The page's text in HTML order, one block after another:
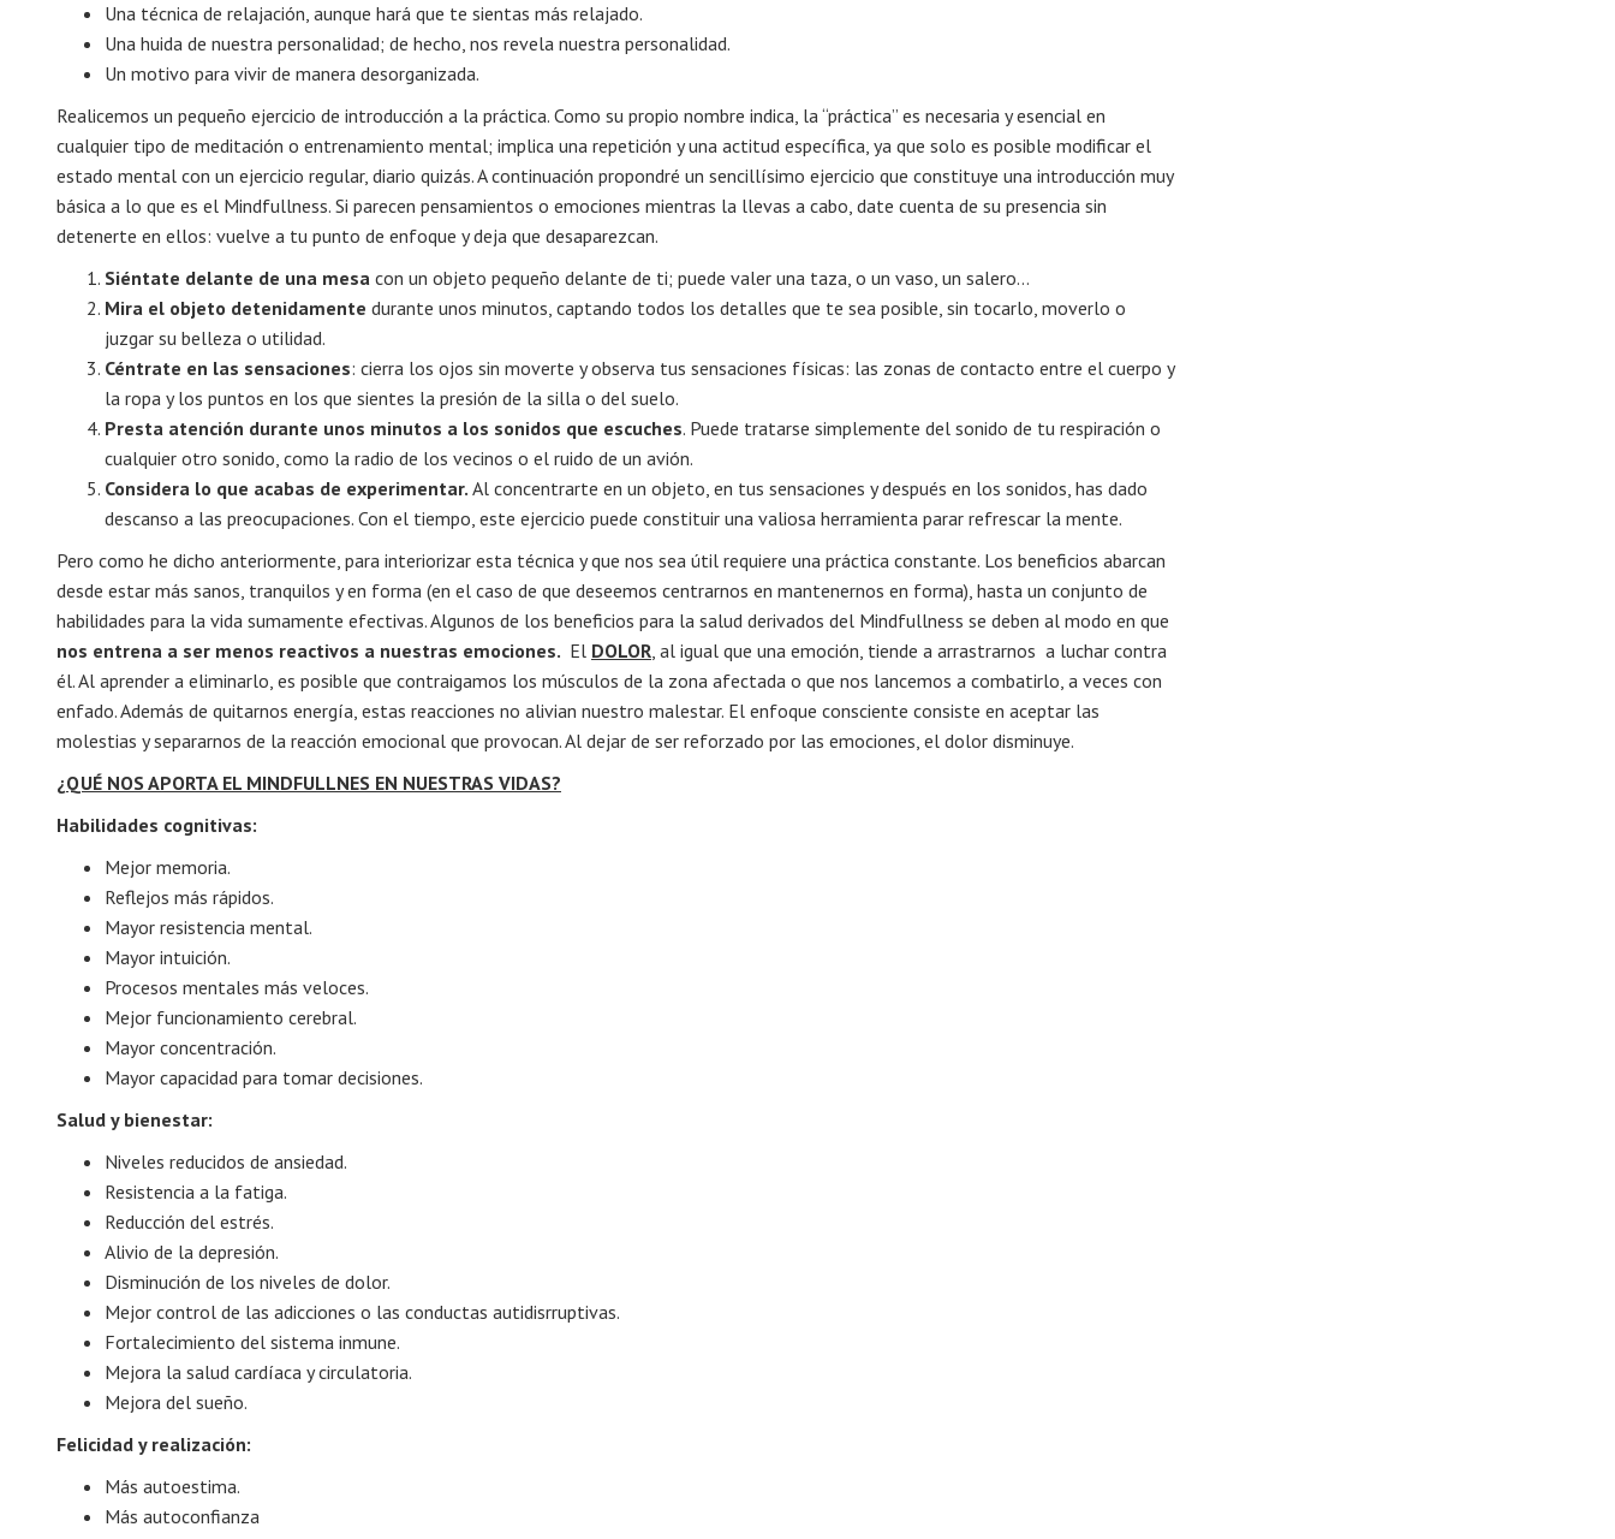
Una técnica de relajación, aunque hará que te sientas más relajado.
Una huida de nuestra personalidad; de hecho, nos revela nuestra personalidad.
Un motivo para vivir de manera desorganizada.
Realicemos un pequeño ejercicio de introducción a la práctica. Como su propio nombre indica, la “práctica” es necesaria y esencial en
cualquier tipo de meditación o entrenamiento mental; implica una repetición y una actitud específica, ya que solo es posible modificar el
estado mental con un ejercicio regular, diario quizás. A continuación propondré un sencillísimo ejercicio que constituye una introducción muy
básica a lo que es el Mindfullness. Si parecen pensamientos o emociones mientras la llevas a cabo, date cuenta de su presencia sin
detenerte en ellos: vuelve a tu punto de enfoque y deja que desaparezcan.
Siéntate delante de una mesa con un objeto pequeño delante de ti; puede valer una taza, o un vaso, un salero…
Mira el objeto detenidamente durante unos minutos, captando todos los detalles que te sea posible, sin tocarlo, moverlo o
juzgar su belleza o utilidad.
Céntrate en las sensaciones: cierra los ojos sin moverte y observa tus sensaciones físicas: las zonas de contacto entre el cuerpo y
la ropa y los puntos en los que sientes la presión de la silla o del suelo.
Presta atención durante unos minutos a los sonidos que escuches. Puede tratarse simplemente del sonido de tu respiración o
cualquier otro sonido, como la radio de los vecinos o el ruido de un avión.
Considera lo que acabas de experimentar. Al concentrarte en un objeto, en tus sensaciones y después en los sonidos, has dado
descanso a las preocupaciones. Con el tiempo, este ejercicio puede constituir una valiosa herramienta parar refrescar la mente.
Pero como he dicho anteriormente, para interiorizar esta técnica y que nos sea útil requiere una práctica constante. Los beneficios abarcan
desde estar más sanos, tranquilos y en forma (en el caso de que deseemos centrarnos en mantenernos en forma), hasta un conjunto de
habilidades para la vida sumamente efectivas. Algunos de los beneficios para la salud derivados del Mindfullness se deben al modo en que
nos entrena a ser menos reactivos a nuestras emociones. El DOLOR, al igual que una emoción, tiende a arrastrarnos a luchar contra
él. Al aprender a eliminarlo, es posible que contraigamos los músculos de la zona afectada o que nos lancemos a combatirlo, a veces con
enfado. Además de quitarnos energía, estas reacciones no alivian nuestro malestar. El enfoque consciente consiste en aceptar las
molestias y separarnos de la reacción emocional que provocan. Al dejar de ser reforzado por las emociones, el dolor disminuye.
¿QUÉ NOS APORTA EL MINDFULLNES EN NUESTRAS VIDAS?
Habilidades cognitivas:
Mejor memoria.
Reflejos más rápidos.
Mayor resistencia mental.
Mayor intuición.
Procesos mentales más veloces.
Mejor funcionamiento cerebral.
Mayor concentración.
Mayor capacidad para tomar decisiones.
Salud y bienestar:
Niveles reducidos de ansiedad.
Resistencia a la fatiga.
Reducción del estrés.
Alivio de la depresión.
Disminución de los niveles de dolor.
Mejor control de las adicciones o las conductas autidisrruptivas.
Fortalecimiento del sistema inmune.
Mejora la salud cardíaca y circulatoria.
Mejora del sueño.
Felicidad y realización:
Más autoestima.
Más autoconfianza